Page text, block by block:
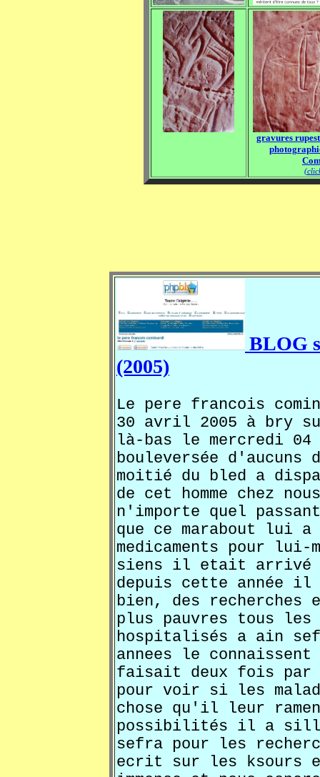
gravures
BLOG
(2005)
Le pere francois
30 avril 2005 à bry
là-bas le mercredi
bouleversée
moitié du bled a
de cet homme chez
n'importe quel
que ce marabout lui a
medicaments pour lui-
siens il etait arrivé
depuis cette année il
bien, des
plus pauvres tous les
hospitalisés a ain
annees le
faisait deux fois par
pour voir si les
chose qu'il leur
possibilités il a
sefra pour les
ecrit sur les ksours